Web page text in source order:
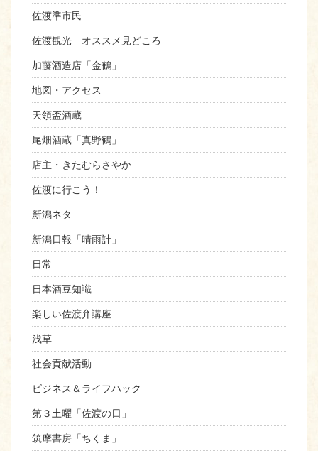
佐渡準市民
佐渡観光 オススメ見どころ
加藤酒造店「金鶴」
地図・アクセス
天領盃酒蔵
尾畑酒蔵「真野鶴」
店主・きたむらさやか
佐渡に行こう！
新潟ネタ
新潟日報「晴雨計」
日常
日本酒豆知識
楽しい佐渡弁講座
浅草
社会貢献活動
ビジネス＆ライフハック
第３土曜「佐渡の日」
筑摩書房「ちくま」